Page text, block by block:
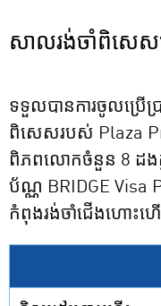
សាលរង់ចាំពិសេស
ទទួលបានការចូលប្រើប្
ពិសេសរបស់ Plaza
ពិភពលោកចំនួន 8 ដងក្
ប័ណ្ណ BRIDGE
កំពុងរង់ចាំជើងហោះហ